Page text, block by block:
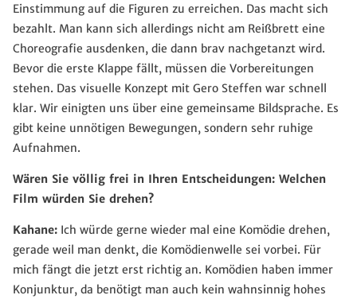
Einstimmung auf die Figuren zu erreichen. Das macht sich
bezahlt. Man kann sich allerdings nicht am Reißbrett eine
Choreografie ausdenken, die dann brav nachgetanzt wird.
Bevor die erste Klappe fällt, müssen die Vorbereitungen
stehen. Das visuelle Konzept mit Gero Steffen war schnell
klar. Wir einigten uns über eine gemeinsame Bildsprache. Es
gibt keine unnötigen Bewegungen, sondern sehr ruhige
Aufnahmen.
Wären Sie völlig frei in Ihren Entscheidungen: Welchen
Film würden Sie drehen?
Kahane: Ich würde gerne wieder mal eine Komödie drehen,
gerade weil man denkt, die Komödienwelle sei vorbei. Für
mich fängt die jetzt erst richtig an. Komödien haben immer
Konjunktur, da benötigt man auch kein wahnsinnig hohes